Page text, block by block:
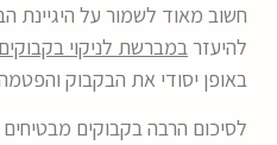
חשוב מאוד לשמור על היגיינת
להיעזרבמברשת לניקוי בקבוקים
באופן יסודי את הבקבוק
לסיכום הרבה בקבוקים